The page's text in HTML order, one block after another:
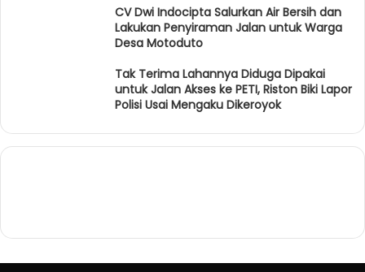
CV Dwi Indocipta Salurkan Air Bersih dan
Lakukan Penyiraman Jalan untuk Warga
Desa Motoduto
Tak Terima Lahannya Diduga Dipakai
untuk Jalan Akses ke PETI, Riston Biki Lapor
Polisi Usai Mengaku Dikeroyok